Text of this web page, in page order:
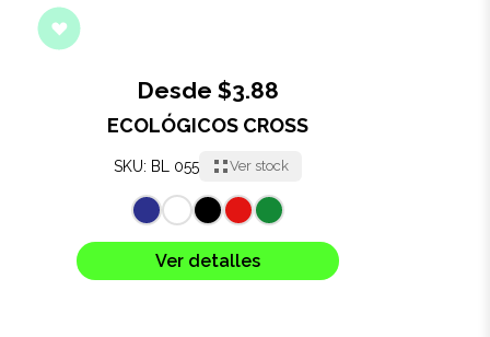
Desde $3.88
ECOLÓGICOS CROSS
SKU: BL 055 Ver stock
Ver detalles